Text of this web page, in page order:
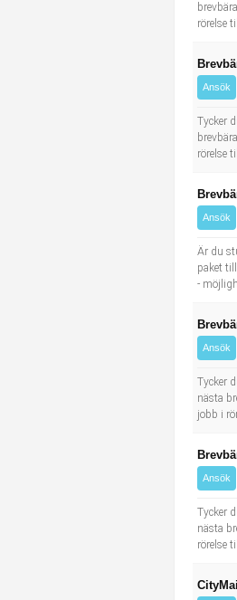
rörelse
Ansök
Tycker
rörelse
Ansök
Är du
paket
-
Ansök
Tycker
nästa
jobb i
Ansök
Tycker
nästa
rörelse